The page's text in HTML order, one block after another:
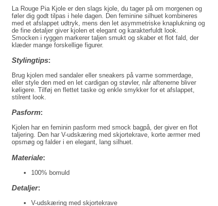
La Rouge Pia Kjole er den slags kjole, du tager på om morgenen og
føler dig godt tilpas i hele dagen. Den feminine silhuet kombineres
med et afslappet udtryk, mens den let asymmetriske knaplukning og
de fine detaljer giver kjolen et elegant og karakterfuldt look.
Smocken i ryggen markerer taljen smukt og skaber et flot fald, der
klæder mange forskellige figurer.
Stylingtips:
Brug kjolen med sandaler eller sneakers på varme sommerdage,
eller style den med en let cardigan og støvler, når aftenerne bliver
køligere. Tilføj en flettet taske og enkle smykker for et afslappet,
stilrent look.
Pasform:
Kjolen har en feminin pasform med smock bagpå, der giver en flot
taljering. Den har V-udskæring med skjortekrave, korte ærmer med
opsmøg og falder i en elegant, lang silhuet.
Materiale:
100% bomuld
Detaljer:
V-udskæring med skjortekrave